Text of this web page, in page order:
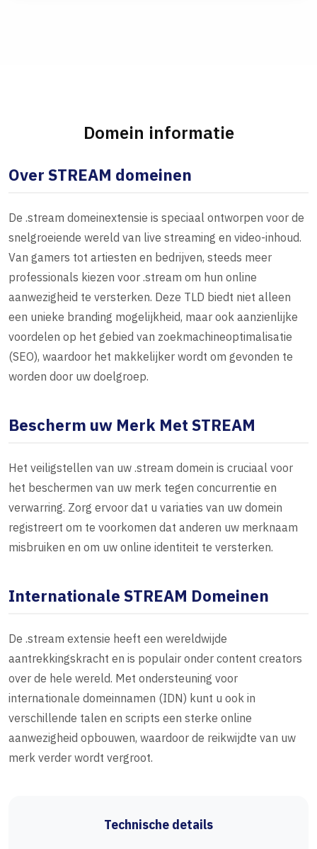
Domein informatie
Over STREAM domeinen
De .stream domeinextensie is speciaal ontworpen voor de
snelgroeiende wereld van live streaming en video-inhoud.
Van gamers tot artiesten en bedrijven, steeds meer
professionals kiezen voor .stream om hun online
aanwezigheid te versterken. Deze TLD biedt niet alleen
een unieke branding mogelijkheid, maar ook aanzienlijke
voordelen op het gebied van zoekmachineoptimalisatie
(SEO), waardoor het makkelijker wordt om gevonden te
worden door uw doelgroep.
Bescherm uw Merk Met STREAM
Het veiligstellen van uw .stream domein is cruciaal voor
het beschermen van uw merk tegen concurrentie en
verwarring. Zorg ervoor dat u variaties van uw domein
registreert om te voorkomen dat anderen uw merknaam
misbruiken en om uw online identiteit te versterken.
Internationale STREAM Domeinen
De .stream extensie heeft een wereldwijde
aantrekkingskracht en is populair onder content creators
over de hele wereld. Met ondersteuning voor
internationale domeinnamen (IDN) kunt u ook in
verschillende talen en scripts een sterke online
aanwezigheid opbouwen, waardoor de reikwijdte van uw
merk verder wordt vergroot.
Technische details